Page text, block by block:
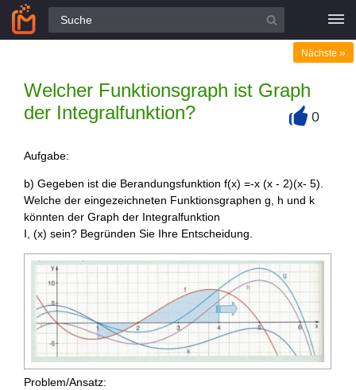
Alle Fragen
Welcher Funktionsgraph ist Graph
der Integralfunktion?
Nächste »
0
Aufgabe:
b) Gegeben ist die Berandungsfunktion f(x) =-x (x - 2)(x- 5).
Welche der eingezeichneten Funktionsgraphen g, h und k
könnten der Graph der Integralfunktion
I, (x) sein? Begründen Sie Ihre Entscheidung.
Problem/Ansatz: